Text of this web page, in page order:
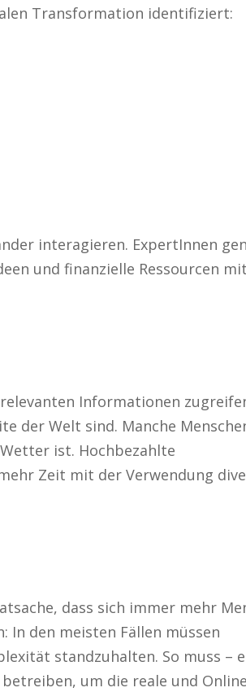
Transformation identifiziert:
interagieren. ExpertInnen
und finanzielle Ressourcen
Informationen
der Welt sind. Manche
ist. Hochbezahlte
Zeit mit der Verwendung
dass sich immer mehr
In den meisten Fällen müssen
standzuhalten. So muss –
um die reale und